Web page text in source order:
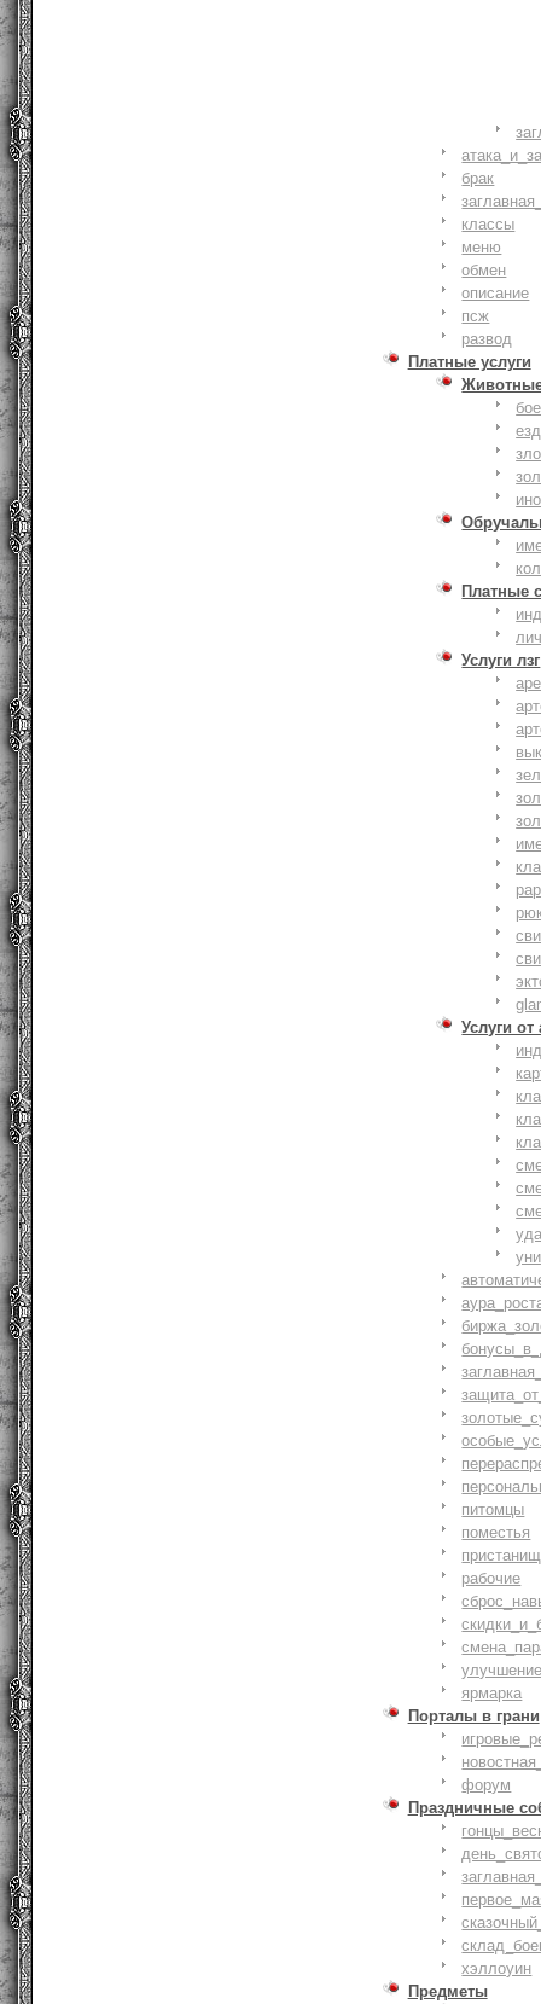
брак
классы
меню
обмен
описание
псж
развод
Платные услуги
Платные
Услуги лзг
Услуги
питомцы
поместья
рабочие
ярмарка
Порталы в грани
форум
Праздничные
хэллоуин
Предметы